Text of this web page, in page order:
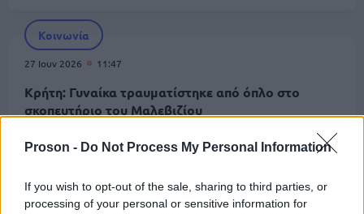
Proson - Do Not Process My Personal Information
If you wish to opt-out of the sale, sharing to third parties, or
processing of your personal or sensitive information for
Κοινωνία
27 Ιουν 2026 11:47
Κρήτη: Γυναίκα τραυματίστηκε από όπλο στο
σκοπευτήριο του Μαλεβιζίου
26 Ιουν 2026 10:58